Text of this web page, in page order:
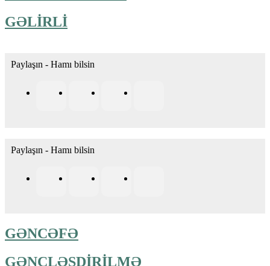
GƏLİRLİ
Paylaşın - Hamı bilsin
Paylaşın - Hamı bilsin
GƏNCƏFƏ
GƏNCLƏŞDİRİLMƏ